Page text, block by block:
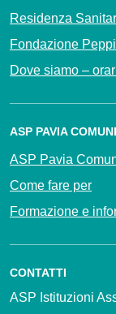
Residenza
Fondazione
Dove siamo –
ASP PAVIA
ASP Pavia
Come fare per
Formazione e
CONTATTI
ASP Istituzioni